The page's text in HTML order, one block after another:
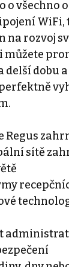
o všechno
WiFi,
na rozvoj
delší dobu
Regus
sítě